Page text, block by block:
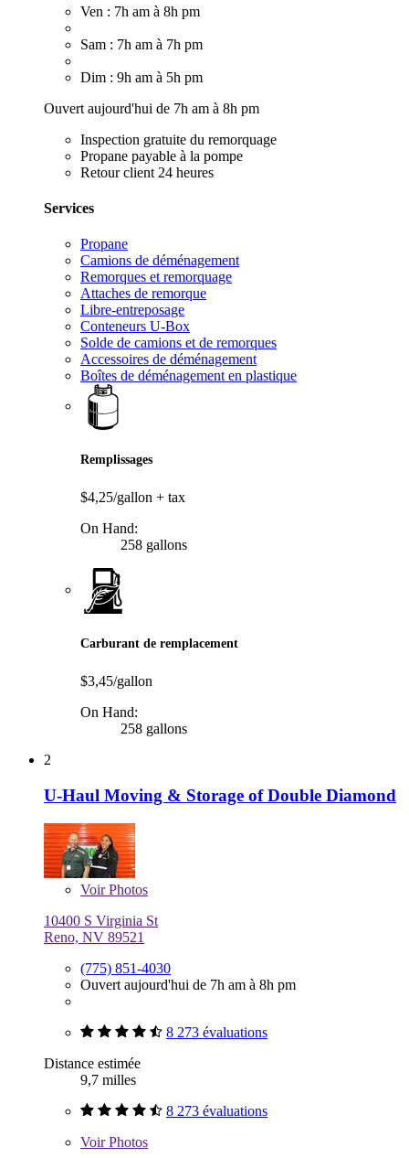
Ven : 7h am à 8h pm
Sam : 7h am à 7h pm
Dim : 9h am à 5h pm
Ouvert aujourd'hui de 7h am à 8h pm
Inspection gratuite du remorquage
Propane payable à la pompe
Retour client 24 heures
Services
Propane
Camions de déménagement
Remorques et remorquage
Attaches de remorque
Libre-entreposage
Conteneurs U-Box
Solde de camions et de remorques
Accessoires de déménagement
Boîtes de déménagement en plastique
Remplissages
$4,25/gallon + tax
On Hand:
258 gallons
Carburant de remplacement
$3,45/gallon
On Hand:
258 gallons
2
U-Haul Moving & Storage of Double Diamond
VoirPhotos
10400 S Virginia St
Reno, NV 89521
(775) 851-4030
Ouvert aujourd'hui de 7h am à 8h pm
8 273 évaluations
Distance estimée
9,7 milles
8 273 évaluations
VoirPhotos